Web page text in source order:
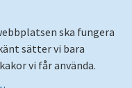
ska fungera
sätter vi bara
vi får använda.